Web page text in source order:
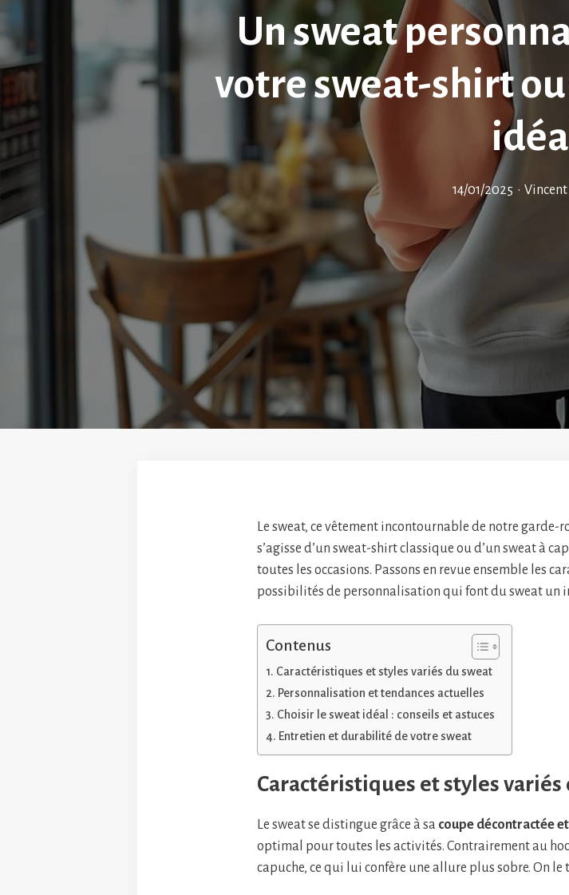
Un sweat
votre sweat-shirt
idéal
14/01/2025 •
Le sweat, ce vêtement incontournable de notre garde-
s’agisse d’un sweat-shirt classique ou d’un sweat à
toutes les occasions. Passons en revue ensemble les
possibilités de personnalisation qui font du sweat un
Contenus
Caractéristiques et styles variés du sweat
Personnalisation et tendances actuelles
Choisir le sweat idéal : conseils et astuces
Entretien et durabilité de votre sweat
Caractéristiques et styles variés
Le sweat se distingue grâce à sa coupe décontractée
optimal pour toutes les activités. Contrairement au
capuche, ce qui lui confère une allure plus sobre. On le